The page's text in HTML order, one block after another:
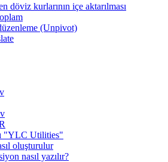
döviz kurlarının içe aktarılması
(Unpivot)
"YLC Utilities"
oluşturulur
nasıl yazılır?